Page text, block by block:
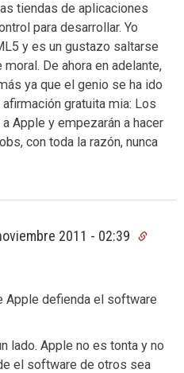
tiendas de aplicaciones
para desarrollar. Yo
y es un gustazo saltarse
De ahora en adelante,
ya que el genio se ha ido
gratuita mia: Los
Apple y empezarán a hacer
con toda la razón, nunca
2011 - 02:39
Apple defienda el software
lado. Apple no es tonta y no
el software de otros sea